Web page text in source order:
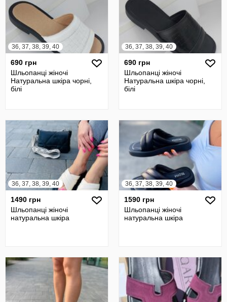
36, 37, 38, 39, 40
690 грн
Шльопанці жіночі
Натуральна шкіра чорні,
білі
36, 37, 38, 39, 40
690 грн
Шльопанці жіночі
Натуральна шкіра чорні,
білі
36, 37, 38, 39, 40
1490 грн
Шльопанці жіночі
натуральна шкіра
36, 37, 38, 39, 40
1590 грн
Шльопанці жіночі
натуральна шкіра